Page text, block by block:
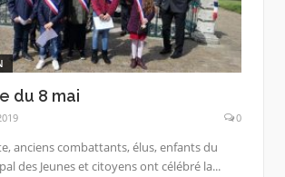
du 8 mai
0
anciens combattants, élus, enfants du
des Jeunes et citoyens ont célébré la...